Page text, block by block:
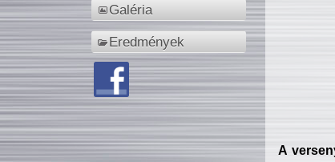
Galéria
Eredmények
A